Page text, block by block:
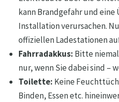
kann Brandgefahr und
Installation verursachen.
offiziellen Ladestationen
Fahrradakkus: Bitte
nur, wenn Sie dabei sind –
Toilette: Keine
Binden, Essen etc.